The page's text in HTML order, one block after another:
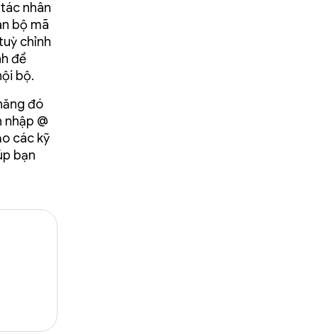
nhân
bộ mã
chỉnh
để
bộ.
đó
@
các kỹ
bạn